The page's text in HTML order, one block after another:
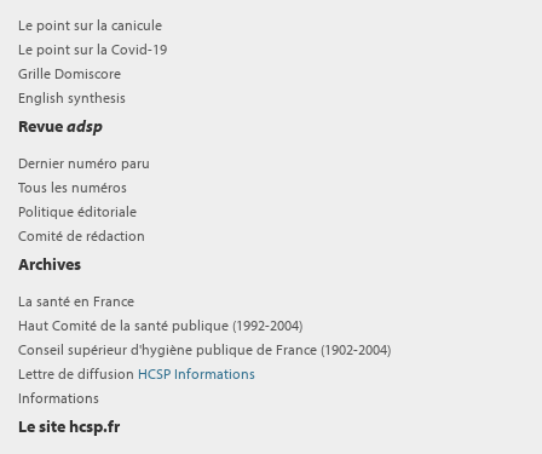
Le point sur la canicule
Le point sur la Covid-19
Grille Domiscore
English synthesis
Revueadsp
Dernier numéro paru
Tous les numéros
Politique éditoriale
Comité de rédaction
Archives
La santé en France
Haut Comité de la santé publique (1992-2004)
Conseil supérieur d'hygiène publique de France (1902-2004)
Lettre de diffusion HCSP Informations
Informations
Le site hcsp.fr